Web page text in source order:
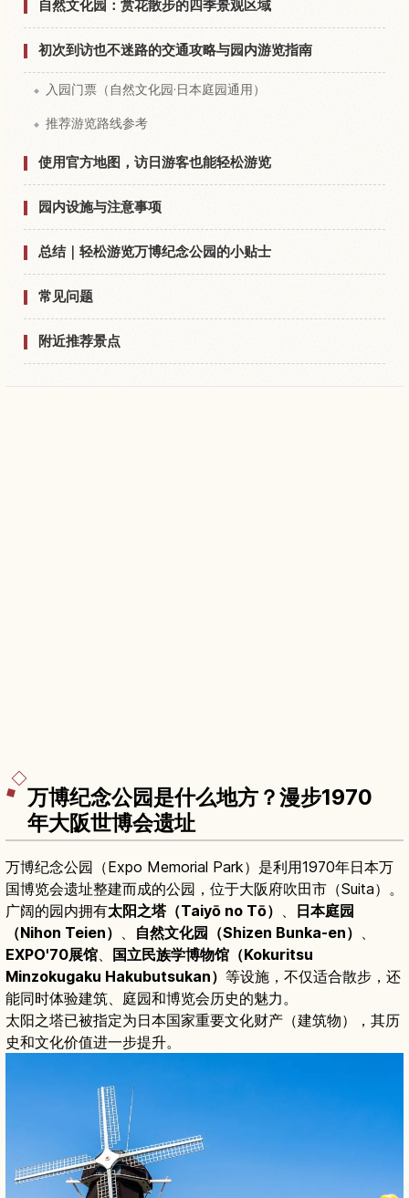
自然文化园：赏花散步的四季景观区域
初次到访也不迷路的交通攻略与园内游览指南
入园门票（自然文化园·日本庭园通用）
推荐游览路线参考
使用官方地图，访日游客也能轻松游览
园内设施与注意事项
总结｜轻松游览万博纪念公园的小贴士
常见问题
附近推荐景点
万博纪念公园是什么地方？漫步1970
年大阪世博会遗址
万博纪念公园（Expo Memorial Park）是利用1970年日本万
国博览会遗址整建而成的公园，位于大阪府吹田市（Suita）。
广阔的园内拥有太阳之塔（Taiyō no Tō）
日本庭园
（Nihon Teien）
自然文化园（Shizen Bunka-en）
EXPO'70展馆
国立民族学博物馆（Kokuritsu
Minzokugaku Hakubutsukan） 等设施，不仅适合散步，还
能同时体验建筑、庭园和博览会历史的魅力。
太阳之塔已被指定为日本国家重要文化财产（建筑物），其历
史和文化价值进一步提升。